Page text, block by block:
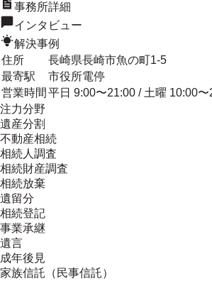
事務所詳細
インタビュー
解決事例
住所
長崎県長崎市魚の町1-5
最寄駅
市役所電停
営業時間 平日 9:00〜21:00 / 土曜 10:00
注力分野
遺産分割
不動産相続
相続人調査
相続財産調査
相続放棄
遺留分
相続登記
事業承継
遺言
成年後見
家族信託（民事信託）